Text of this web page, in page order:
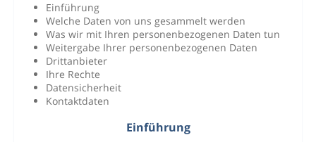
Einführung
Welche Daten von uns gesammelt werden
Was wir mit Ihren personenbezogenen Daten tun
Weitergabe Ihrer personenbezogenen Daten
Drittanbieter
Ihre Rechte
Datensicherheit
Kontaktdaten
Einführung